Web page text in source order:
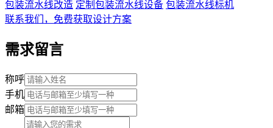
包装流水线改造 定制包装流水线设备 包装流水线标机
联系我们，免费获取设计方案
需求留言
称呼
手机
邮箱